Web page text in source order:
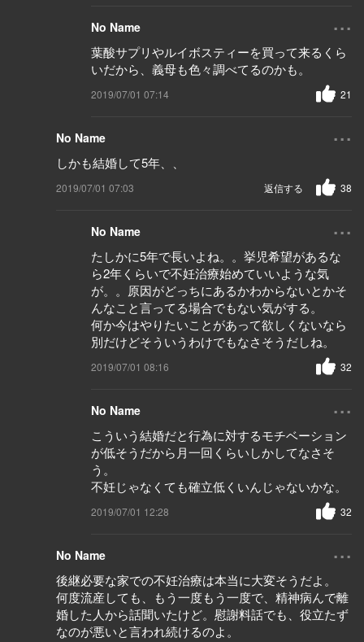
No Name ...
葉酸サプリやルイボスティーを買って来るくら
いだから、義母も色々調べてるのかも。
2019/07/01 07:14 21
No Name ...
しかも結婚して5年、、
2019/07/01 07:03 38
返信する
No Name ...
たしかに5年で長いよね。。挙児希望があるな
ら2年くらいで不妊治療始めていいような気
が。。原因がどっちにあるかわからないとかそ
んなこと言ってる場合でもない気がする。
何か今はやりたいことがあって欲しくないなら
別だけどそういうわけでもなさそうだしね。
2019/07/01 08:16 32
No Name ...
こういう結婚だと行為に対するモチベーション
が低そうだから月一回くらいしかしてなさそ
う。
不妊じゃなくても確立低くいんじゃないかな。
2019/07/01 12:28 32
No Name ...
後継必要な家での不妊治療は本当に大変そうだよ。
何度流産しても、もう一度もう一度で、精神病んで離
婚した人から話聞いたけど。慰謝料話でも、役立たず
なのが悪いと言われ続けるのよ。